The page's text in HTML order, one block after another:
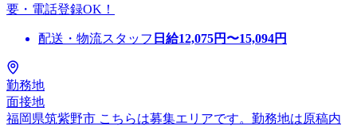
要・電話登録OK！
配送・物流スタッフ 日給12,075円〜15,094円
勤務地
面接地
福岡県筑紫野市 こちらは募集エリアです。勤務地は原稿内